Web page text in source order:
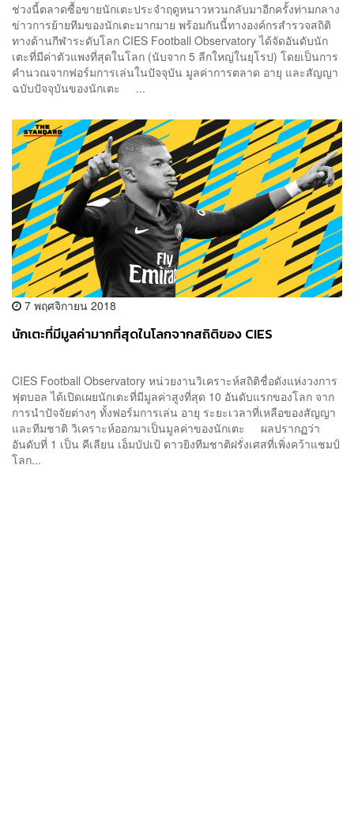
ช่วงนี้ตลาดซื้อขายนักเตะประจำฤดูหนาวหวนกลับมาอีกครั้งท่ามกลาง
ข่าวการย้ายทีมของนักเตะมากมาย พร้อมกันนี้ทางองค์กรสำรวจสถิติ
ทางด้านกีฬาระดับโลก CIES Football Observatory ได้จัดอันดับนัก
เตะที่มีค่าตัวแพงที่สุดในโลก (นับจาก 5 ลีกใหญ่ในยุโรป) โดยเป็นการ
คำนวณจากฟอร์มการเล่นในปัจจุบัน มูลค่าการตลาด อายุ และสัญญา
ฉบับปัจจุบันของนักเตะ ...
7 พฤศจิกายน 2018
นักเตะที่มีมูลค่ามากที่สุดในโลกจากสถิติของ CIES
CIES Football Observatory หน่วยงานวิเคราะห์สถิติชื่อดังแห่งวงการ
ฟุตบอล ได้เปิดเผยนักเตะที่มีมูลค่าสูงที่สุด 10 อันดับแรกของโลก จาก
การนำปัจจัยต่างๆ ทั้งฟอร์มการเล่น อายุ ระยะเวลาที่เหลือของสัญญา
และทีมชาติ วิเคราะห์ออกมาเป็นมูลค่าของนักเตะ ผลปรากฏว่า
อันดับที่ 1 เป็น คีเลียน เอ็มบัปเป้ ดาวยิงทีมชาติฝรั่งเศสที่เพิ่งคว้าแชมป์
โลก...